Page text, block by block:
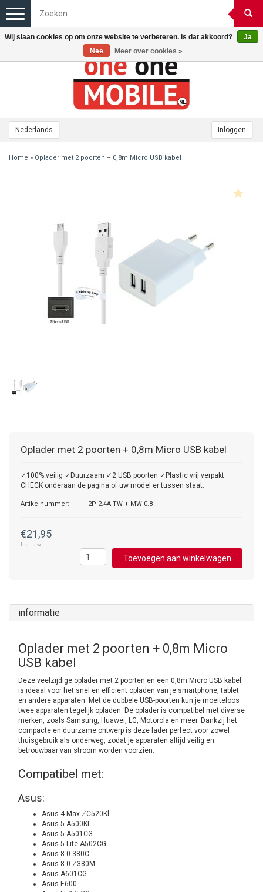
Nederlands Inloggen
Toggle
navigation
Home » Oplader met 2 poorten + 0,8m Micro USB kabel
Oplader met 2 poorten + 0,8m Micro USB kabel
✓100% veilig ✓Duurzaam ✓2 USB poorten ✓Plastic vrij verpakt
CHECK onderaan de pagina of uw model er tussen staat.
Artikelnummer: 2P 2.4A TW + MW 0.8
€21,95
Incl. btw
Toevoegen aan winkelwagen
informatie
Oplader met 2 poorten + 0,8m Micro
USB kabel
Deze veelzijdige oplader met 2 poorten en een 0,8m Micro USB kabel
is ideaal voor het snel en efficiënt opladen van je smartphone, tablet
en andere apparaten. Met de dubbele USB-poorten kun je moeiteloos
twee apparaten tegelijk opladen. De oplader is compatibel met diverse
merken, zoals Samsung, Huawei, LG, Motorola en meer. Dankzij het
compacte en duurzame ontwerp is deze lader perfect voor zowel
thuisgebruik als onderweg, zodat je apparaten altijd veilig en
betrouwbaar van stroom worden voorzien.
Compatibel met:
Asus:
Asus 4 Max ZC520Kl
Asus 5 A500KL
Asus 5 A501CG
Asus 5 Lite A502CG
Asus 8.0 380C
Asus 8.0 Z380M
Asus A601CG
Asus E600
Wij slaan cookies op om onze website te verbeteren. Is dat akkoord?
Ja
Nee
Meer over cookies »